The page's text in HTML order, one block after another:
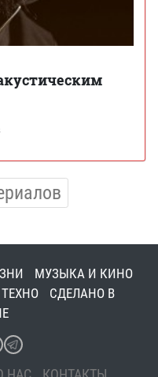
МУЗЫКА И КИНО
ТЕХНО
СДЕЛАНО В